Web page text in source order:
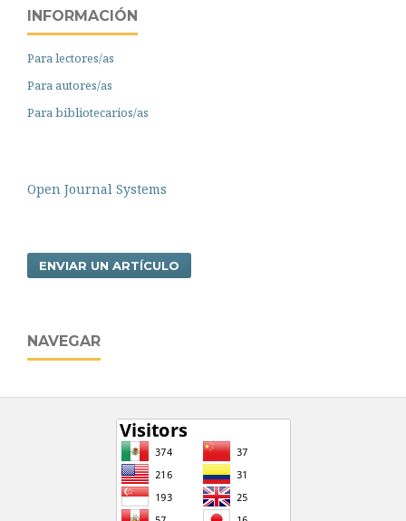
INFORMACIÓN
Para lectores/as
Para autores/as
Para bibliotecarios/as
Open Journal Systems
ENVIAR UN ARTÍCULO
NAVEGAR